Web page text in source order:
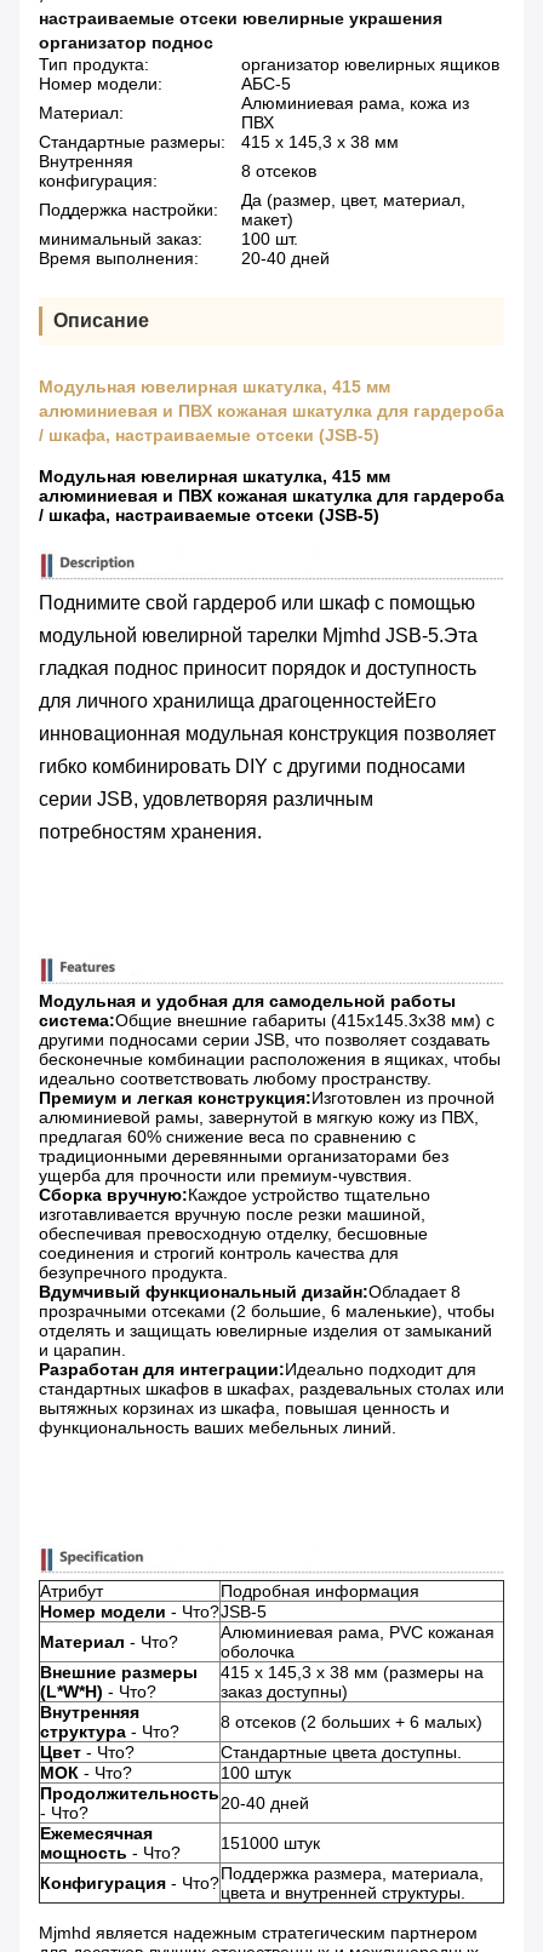
настраиваемые отсеки ювелирные украшения
организатор поднос
Тип продукта:
организатор ювелирных ящиков
Номер модели:
АБС-5
Материал:
Алюминиевая рама, кожа из
ПВХ
Стандартные размеры:
415 х 145,3 х 38 мм
Внутренняя
конфигурация:
8 отсеков
Поддержка настройки:
Да (размер, цвет, материал,
макет)
минимальный заказ:
100 шт.
Время выполнения:
20-40 дней
Описание
Модульная ювелирная шкатулка, 415 мм
алюминиевая и ПВХ кожаная шкатулка для гардероба
/ шкафа, настраиваемые отсеки (JSB-5)
Модульная ювелирная шкатулка, 415 мм
алюминиевая и ПВХ кожаная шкатулка для гардероба
/ шкафа, настраиваемые отсеки (JSB-5)
Поднимите свой гардероб или шкаф с помощью
модульной ювелирной тарелки Mjmhd JSB-5.Эта
гладкая поднос приносит порядок и доступность
для личного хранилища драгоценностейЕго
инновационная модульная конструкция позволяет
гибко комбинировать DIY с другими подносами
серии JSB, удовлетворяя различным
потребностям хранения.
Модульная и удобная для самодельной работы
система:Общие внешние габариты (415x145.3x38 мм) с
другими подносами серии JSB, что позволяет создавать
бесконечные комбинации расположения в ящиках, чтобы
идеально соответствовать любому пространству.
Премиум и легкая конструкция:Изготовлен из прочной
алюминиевой рамы, завернутой в мягкую кожу из ПВХ,
предлагая 60% снижение веса по сравнению с
традиционными деревянными организаторами без
ущерба для прочности или премиум-чувствия.
Сборка вручную:Каждое устройство тщательно
изготавливается вручную после резки машиной,
обеспечивая превосходную отделку, бесшовные
соединения и строгий контроль качества для
безупречного продукта.
Вдумчивый функциональный дизайн:Обладает 8
прозрачными отсеками (2 большие, 6 маленькие), чтобы
отделять и защищать ювелирные изделия от замыканий
и царапин.
Разработан для интеграции:Идеально подходит для
стандартных шкафов в шкафах, раздевальных столах или
вытяжных корзинах из шкафа, повышая ценность и
функциональность ваших мебельных линий.
Атрибут
Подробная информация
Номер модели - Что?JSB-5
Материал - Что?
Алюминиевая рама, PVC кожаная
оболочка
Внешние размеры
(L*W*H) - Что?
415 x 145,3 x 38 мм (размеры на
заказ доступны)
Внутренняя
структура - Что?
8 отсеков (2 больших + 6 малых)
Цвет - Что?
Стандартные цвета доступны.
МОК - Что?
100 штук
Продолжительность
- Что?
20-40 дней
Ежемесячная
мощность - Что? 151000 штук
Конфигурация - Что?Поддержка размера, материала,
цвета и внутренней структуры.
Mjmhd является надежным стратегическим партнером